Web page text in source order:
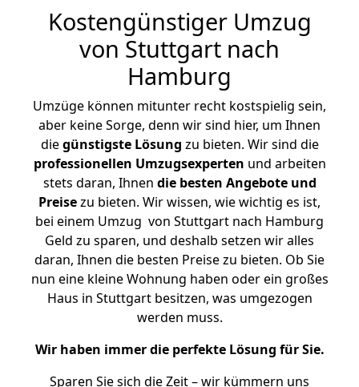
Kostengünstiger Umzug
von Stuttgart nach
Hamburg
Umzüge können mitunter recht kostspielig sein,
aber keine Sorge, denn wir sind hier, um Ihnen
diegünstigste Lösung zu bieten. Wir sind die
professionellen Umzugsexperten und arbeiten
stets daran, Ihnen die besten Angebote und
Preisezu bieten. Wir wissen, wie wichtig es ist,
bei einem Umzug von Stuttgart nach Hamburg
Geld zu sparen, und deshalb setzen wir alles
daran, Ihnen die besten Preise zu bieten. Ob Sie
nun eine kleine Wohnung haben oder ein großes
Haus in Stuttgart besitzen, was umgezogen
werden muss.
Wir haben immer die perfekte Lösung für Sie.
Sparen Sie sich die Zeit – wir kümmern uns